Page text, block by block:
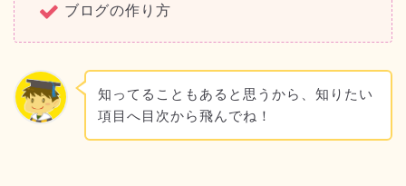
ブログの作り方
知ってることもあると思うから、知りたい
項目へ目次から飛んでね！